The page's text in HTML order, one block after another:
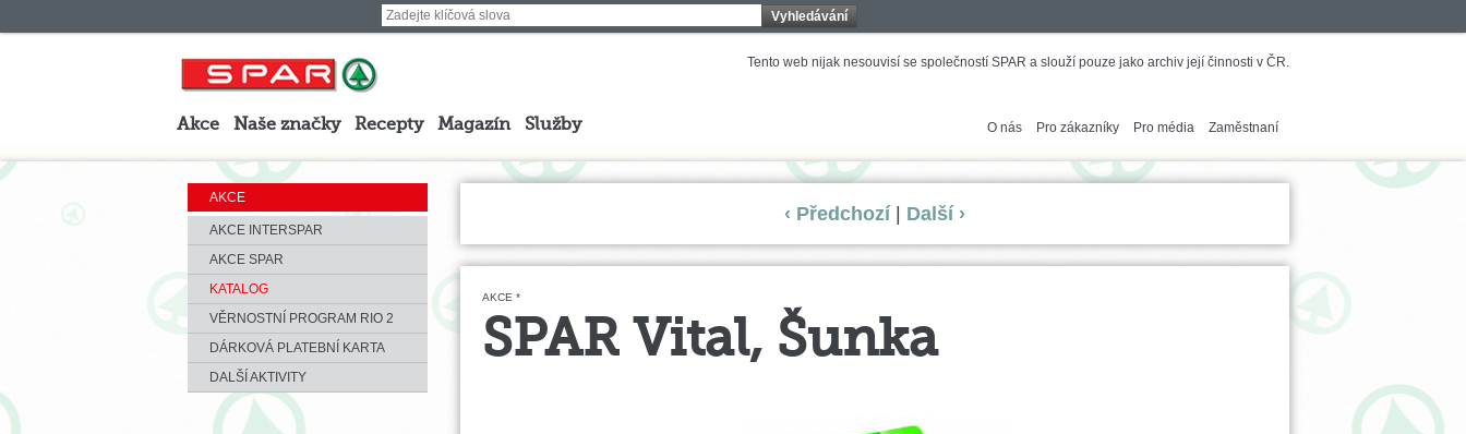
Vyhledávání
Tento web nijak nesouvisí se společností SPAR a slouží pouze jako archiv její činnosti v ČR.
O nás Pro zákazníky Pro média Zaměstnaní
Akce Naše značky Recepty Magazín Služby
AKCE
AKCE INTERSPAR
AKCE SPAR
KATALOG
VĚRNOSTNÍ PROGRAM RIO 2
DÁRKOVÁ PLATEBNÍ KARTA
DALŠÍ AKTIVITY
‹ Předchozí Další ›
AKCE *
SPAR Vital, Šunka